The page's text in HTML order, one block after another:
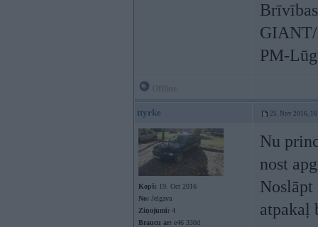
GIANT/
PM-
ttyrke 25. Nov 2016,
Kopš: 19. Oct 2016
No: Jelgava
Ziņojumi: 4
Braucu ar: e46 330d
Nu
nost
Noslāpt
atpakaļ